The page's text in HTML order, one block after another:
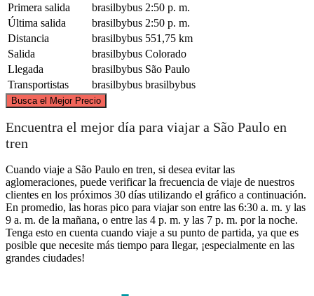
Primera salida
brasilbybus 2:50 p. m.
Última salida
brasilbybus 2:50 p. m.
Distancia
brasilbybus 551,75 km
Salida
brasilbybus Colorado
Llegada
brasilbybus São Paulo
Transportistas
brasilbybus brasilbybus
Busca el Mejor Precio
Colorado
São Paulo
©CARTO, ©
Encuentra el mejor día para viajar a São Paulo en
tren
Cuando viaje a São Paulo en tren, si desea evitar las
aglomeraciones, puede verificar la frecuencia de viaje de nuestros
clientes en los próximos 30 días utilizando el gráfico a continuación.
En promedio, las horas pico para viajar son entre las 6:30 a. m. y las
9 a. m. de la mañana, o entre las 4 p. m. y las 7 p. m. por la noche.
Tenga esto en cuenta cuando viaje a su punto de partida, ya que es
posible que necesite más tiempo para llegar, ¡especialmente en las
grandes ciudades!